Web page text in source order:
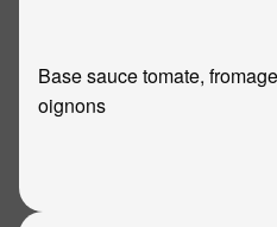
Base sauce tomate,
oignons